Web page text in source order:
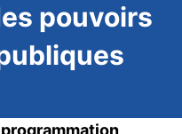
#ACTUALITÉS
LA FSU 28
pouvoirs